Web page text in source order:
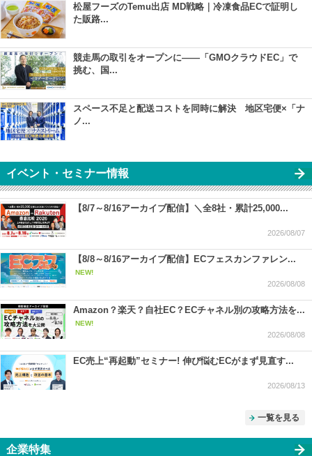
松屋フーズのTemu出店 MD戦略｜冷凍食品ECで証明し
た販路...
競走馬の取引をオープンに――「GMOクラウドEC」で
挑む、国...
スペース不足と配送コストを同時に解決 地区宅便×「ナ
ノ...
イベント・セミナー情報
【8/7～8/16アーカイブ配信】＼全8社・累計25,000...
2026/08/07
【8/8～8/16アーカイブ配信】ECフェスカンファレン...
NEW!
2026/08/08
Amazon？楽天？自社EC？ECチャネル別の攻略方法を...
NEW!
2026/08/08
EC売上“再起動”セミナー! 伸び悩むECがまず見直す...
2026/08/13
一覧を見る
企業特集